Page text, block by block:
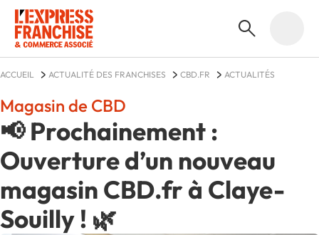
ACCUEIL ACTUALITÉ DES FRANCHISES CBD.FR ACTUALITÉS
📢 Prochainement :
Ouverture d’un nouveau
magasin CBD.fr à Claye-
Souilly ! 🌿
Magasin de CBD